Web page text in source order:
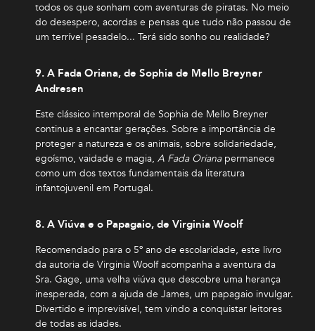
todos os que sonham com aventuras de piratas. No meio
do desespero, acordas e pensas que tudo não passou de
um terrível pesadelo... Terá sido sonho ou realidade?
9. A Fada Oriana, de Sophia de Mello Breyner
Andresen
Este clássico intemporal de Sophia de Mello Breyner
continua a encantar gerações. Sobre a importância de
proteger a natureza e os animais, sobre solidariedade,
egoísmo, vaidade e magia, A Fada Orianapermanece
como um dos textos fundamentais da literatura
infantojuvenil em Portugal.
8. A Viúva e o Papagaio, de Virginia Woolf
Recomendado para o 5º ano de escolaridade, este livro
da autoria de Virginia Woolf acompanha a aventura da
Sra. Gage, uma velha viúva que descobre uma herança
inesperada, com a ajuda de James, um papagaio invulgar.
Divertido e imprevisível, tem vindo a conquistar leitores
de todas as idades.